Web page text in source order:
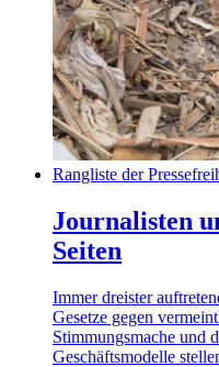
Rangliste der
Journalisten
Seiten
Immer dreister
Gesetze gegen
Stimmungsmache und
Geschäftsmodelle